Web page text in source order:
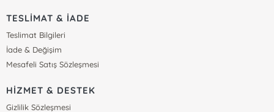
TESLİMAT & İADE
Teslimat Bilgileri
İade & Değişim
Mesafeli Satış Sözleşmesi
HİZMET & DESTEK
Gizlilik Sözleşmesi